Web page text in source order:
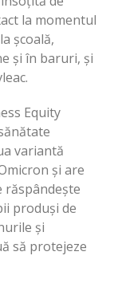
la momentul
școală,
și în baruri, și
Equity
variantă
și are
răspândește
produși de
și
să protejeze